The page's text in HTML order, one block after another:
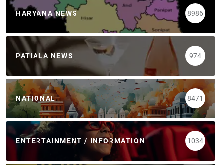
HARYANA NEWS 8986
PATIALA NEWS 974
NATIONAL 8471
ENTERTAINMENT / INFORMATION 1034